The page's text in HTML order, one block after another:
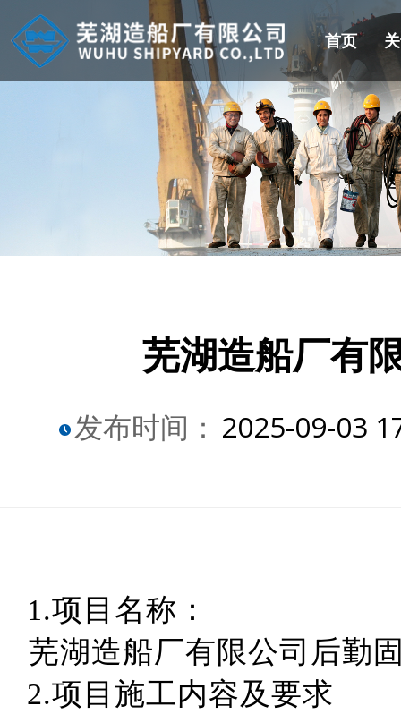
首页
芜湖造船厂有
发布时间： 2025-09-03
1.项目名称：
芜湖造船厂有限公司后勤
2.项目施工内容及要求